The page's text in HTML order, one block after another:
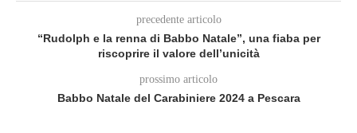
precedente articolo
“Rudolph e la renna di Babbo Natale”, una fiaba per
riscoprire il valore dell’unicità
prossimo articolo
Babbo Natale del Carabiniere 2024 a Pescara